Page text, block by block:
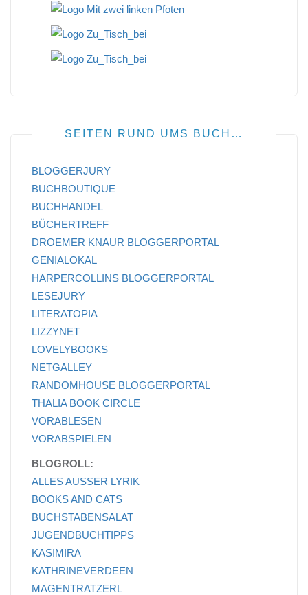
SEITEN RUND UMS BUCH…
BLOGGERJURY
BUCHBOUTIQUE
BUCHHANDEL
BÜCHERTREFF
DROEMER KNAUR BLOGGERPORTAL
GENIALOKAL
HARPERCOLLINS BLOGGERPORTAL
LESEJURY
LITERATOPIA
LIZZYNET
LOVELYBOOKS
NETGALLEY
RANDOMHOUSE BLOGGERPORTAL
THALIA BOOK CIRCLE
VORABLESEN
VORABSPIELEN
BLOGROLL:
ALLES AUSSER LYRIK
BOOKS AND CATS
BUCHSTABENSALAT
JUGENDBUCHTIPPS
KASIMIRA
KATHRINEVERDEEN
MAGENTRATZERL